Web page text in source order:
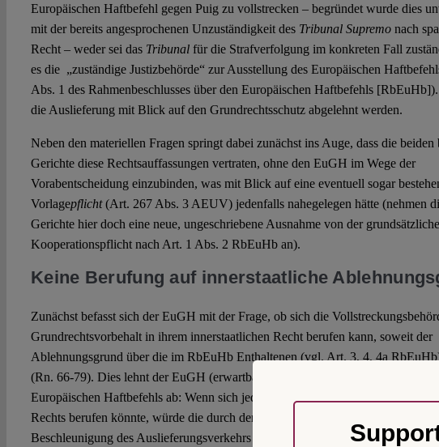
Europäischen Haftbefehl gegen Puig zu vollstrecken – begründet wurde dies
mit der bereits angesprochenen Unzuständigkeit des Tribunal Supremo nach
Recht – weder sei das Tribunalfür die Strafverfolgung im konkreten Fall
es die „zuständige Justizbehörde“ zur Ausstellung des Europäischen
Abs. 1 des Rahmenbeschlusses über den Europäischen Haftbefehls
die Auslieferung mit Blick auf den Grundrechtsschutz abgelehnt werden.
Neben den materiellen Fragen springt dabei zunächst ins Auge, dass die beiden
Gerichte diese Rechtsauffassungen vertraten, ohne den EuGH im Wege der
Vorabentscheidung einzubinden, was mit Blick auf eine eventuell sogar
Vorlagepflicht(Art. 267 Abs. 3 AEUV) jedenfalls nahegelegen hätte (nehmen
Gerichte hier doch eine neue, ungeschriebene Ausnahme von der
Kooperationspflicht nach Art. 1 Abs. 2 RbEuHb an).
Keine Berufung auf innerstaatliche
Zunächst befasst sich der EuGH mit der Frage, ob sich die
Grundrechtsvorbehalt in ihrem innerstaatlichen Recht berufen kann, soweit der
Ablehnungsgrund über die im RbEuHb Enthaltenen (vgl. Art. 3, 4, 4a
(Rn. 66-79). Dies lehnt der EuGH (erwartbar) mit Blick auf die
Europäischen Haftbefehls ab: Wenn sich jeder Mitgliedstaat auf Vorgaben des
Rechts berufen könnte, würde die durch den RbEuHb anvisierte Erleichterung
Beschleunigung des Auslieferungsverkehrs gefährdet (Rn. 75 f.), weshalb